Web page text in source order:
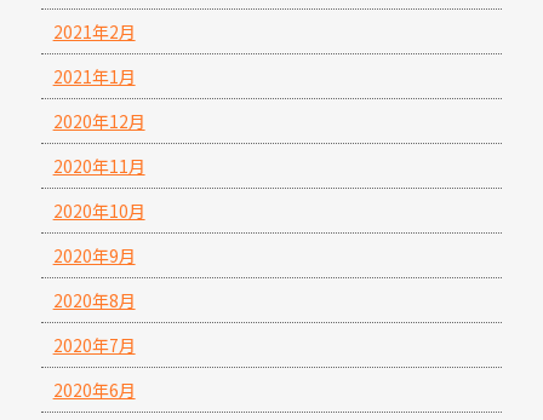
2021年2月
2021年1月
2020年12月
2020年11月
2020年10月
2020年9月
2020年8月
2020年7月
2020年6月